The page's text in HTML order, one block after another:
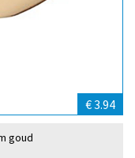
€ 3.94
goud